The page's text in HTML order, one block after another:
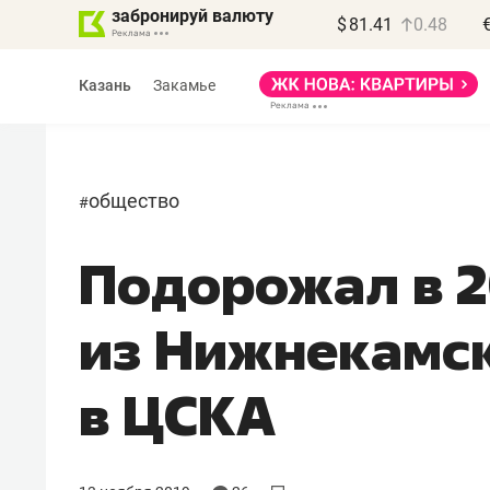
забронируй валюту $ 81.41 0.48
Казань Закамье
#общество
Подорожал в
из
в ЦСКА
Василь Мазитов
МАРТ
«Не зная местных
правил, бизнес может
потерять минимум